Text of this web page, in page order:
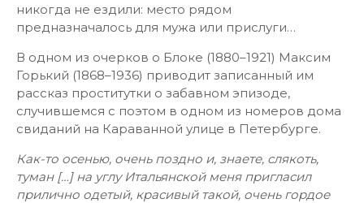
никогда не ездили: место рядом
предназначалось для мужа или прислуги…
В одном из очерков о Блоке (1880–1921) Максим
Горький (1868–1936) приводит записанный им
рассказ проститутки о забавном эпизоде,
случившемся с поэтом в одном из номеров дома
свиданий на Караванной улице в Петербурге.
Как-то осенью, очень поздно и, знаете, слякоть,
туман […] на углу Итальянской меня пригласил
прилично одетый, красивый такой, очень гордое